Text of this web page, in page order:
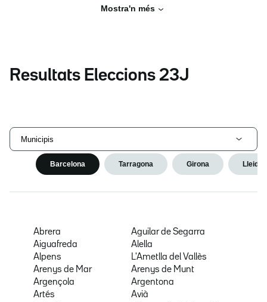
Mostra'n més
Resultats Eleccions 23J
Municipis
Barcelona Tarragona Girona Lleida
Abrera
Aguilar de Segarra
Aiguafreda
Alella
Alpens
L'Ametlla del Vallès
Arenys de Mar
Arenys de Munt
Argençola
Argentona
Artés
Avià